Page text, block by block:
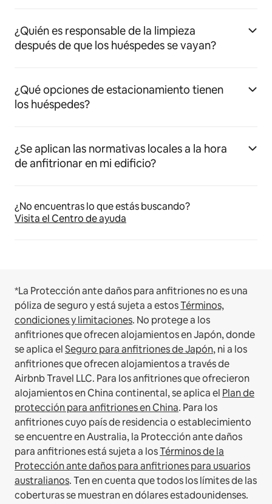
¿Quién es responsable de la limpieza
después de que los huéspedes se vayan?
¿Qué opciones de estacionamiento tienen
los huéspedes?
¿Se aplican las normativas locales a la hora
de anfitrionar en mi edificio?
¿No encuentras lo que estás buscando?
Visita el Centro de ayuda
*La Protección ante daños para anfitriones no es una
póliza de seguro y está sujeta a estosTérminos,
condiciones y limitaciones. No protege a los
anfitriones que ofrecen alojamientos en Japón, donde
se aplica elSeguro para anfitriones de Japón, ni a los
anfitriones que ofrecen alojamientos a través de
Airbnb Travel LLC. Para los anfitriones que ofrecieron
alojamientos en China continental, se aplica el Plan de
protección para anfitriones en China. Para los
anfitriones cuyo país de residencia o establecimiento
se encuentre en Australia, la Protección ante daños
para anfitriones está sujeta a losTérminos de la
Protección ante daños para anfitriones para usuarios
australianos. Ten en cuenta que todos los límites de las
coberturas se muestran en dólares estadounidenses.